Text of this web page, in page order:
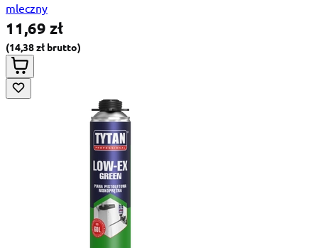
mleczny
Special Price
14,38 zł
11,69 zł